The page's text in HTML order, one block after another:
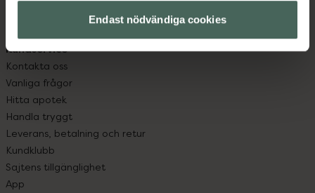
Endast nödvändiga cookies
Kundservice
Kontakta oss
Vanliga frågor
Hitta apotek
Handla tryggt
Leverans, betalning och retur
Kundklubb
Sajtens tillgänglighet
App